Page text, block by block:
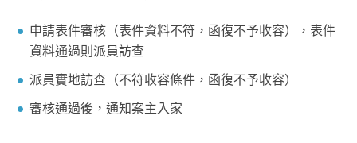
申請表件審核（表件資料不符，函復不予收容），表件
資料通過則派員訪查
派員實地訪查（不符收容條件，函復不予收容）
審核通過後，通知案主入家